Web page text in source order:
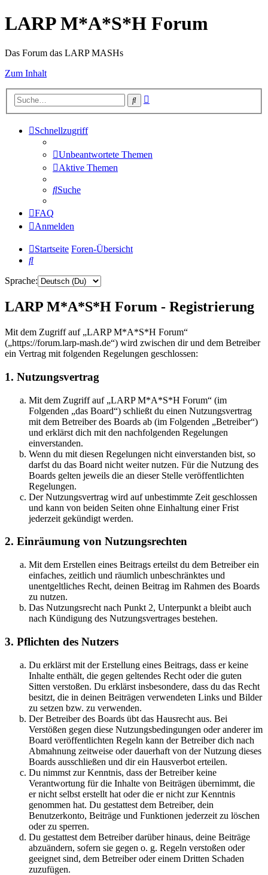
LARP M*A*S*H Forum
Das Forum das LARP MASHs
Zum Inhalt
Suche
Schnellzugriff
Unbeantwortete Themen
Aktive Themen
Suche
FAQ
Anmelden
Startseite Foren-Übersicht
Suche
Sprache:
LARP M*A*S*H Forum - Registrierung
Mit dem Zugriff auf „LARP M*A*S*H Forum“
(„https://forum.larp-mash.de“) wird zwischen dir und dem Betreiber
ein Vertrag mit folgenden Regelungen geschlossen:
1. Nutzungsvertrag
Mit dem Zugriff auf „LARP M*A*S*H Forum“ (im
Folgenden „das Board“) schließt du einen Nutzungsvertrag
mit dem Betreiber des Boards ab (im Folgenden „Betreiber“)
und erklärst dich mit den nachfolgenden Regelungen
einverstanden.
Wenn du mit diesen Regelungen nicht einverstanden bist, so
darfst du das Board nicht weiter nutzen. Für die Nutzung des
Boards gelten jeweils die an dieser Stelle veröffentlichten
Regelungen.
Der Nutzungsvertrag wird auf unbestimmte Zeit geschlossen
und kann von beiden Seiten ohne Einhaltung einer Frist
jederzeit gekündigt werden.
2. Einräumung von Nutzungsrechten
Mit dem Erstellen eines Beitrags erteilst du dem Betreiber ein
einfaches, zeitlich und räumlich unbeschränktes und
unentgeltliches Recht, deinen Beitrag im Rahmen des Boards
zu nutzen.
Das Nutzungsrecht nach Punkt 2, Unterpunkt a bleibt auch
nach Kündigung des Nutzungsvertrages bestehen.
3. Pflichten des Nutzers
Du erklärst mit der Erstellung eines Beitrags, dass er keine
Inhalte enthält, die gegen geltendes Recht oder die guten
Sitten verstoßen. Du erklärst insbesondere, dass du das Recht
besitzt, die in deinen Beiträgen verwendeten Links und Bilder
zu setzen bzw. zu verwenden.
Der Betreiber des Boards übt das Hausrecht aus. Bei
Verstößen gegen diese Nutzungsbedingungen oder anderer im
Board veröffentlichten Regeln kann der Betreiber dich nach
Abmahnung zeitweise oder dauerhaft von der Nutzung dieses
Boards ausschließen und dir ein Hausverbot erteilen.
Du nimmst zur Kenntnis, dass der Betreiber keine
Verantwortung für die Inhalte von Beiträgen übernimmt, die
er nicht selbst erstellt hat oder die er nicht zur Kenntnis
genommen hat. Du gestattest dem Betreiber, dein
Benutzerkonto, Beiträge und Funktionen jederzeit zu löschen
oder zu sperren.
Du gestattest dem Betreiber darüber hinaus, deine Beiträge
abzuändern, sofern sie gegen o. g. Regeln verstoßen oder
geeignet sind, dem Betreiber oder einem Dritten Schaden
zuzufügen.